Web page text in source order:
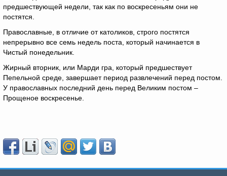
предшествующей недели, так как по воскресеньям они не
постятся.
Православные, в отличие от католиков, строго постятся
непрерывно все семь недель поста, который начинается в
Чистый понедельник.
Жирный вторник, или Марди гра, который предшествует
Пепельной среде, завершает период развлечений перед постом.
У православных последний день перед Великим постом –
Прощеное воскресенье.